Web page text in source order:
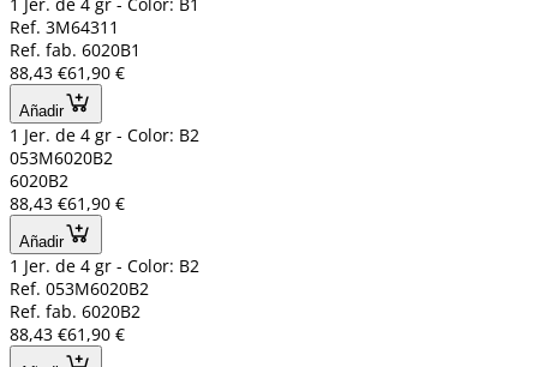
1 Jer. de 4 gr - Color: B1
Ref. 3M64311
Ref. fab. 6020B1
88,43 €61,90 €
Añadir
1 Jer. de 4 gr - Color: B2
053M6020B2
6020B2
88,43 €61,90 €
Añadir
1 Jer. de 4 gr - Color: B2
Ref. 053M6020B2
Ref. fab. 6020B2
88,43 €61,90 €